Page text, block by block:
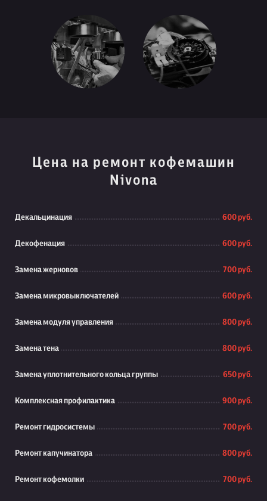
Цена на ремонт кофемашин
Nivona
Декальцинация 600 руб.
Декофенация 600 руб.
Замена жерновов 700 руб.
Замена микровыключателей 600 руб.
Замена модуля управления 800 руб.
Замена тена 800 руб.
Замена уплотнительного кольца группы 650 руб.
Комплексная профилактика 900 руб.
Ремонт гидросистемы 700 руб.
Ремонт капучинатора 800 руб.
Ремонт кофемолки 700 руб.